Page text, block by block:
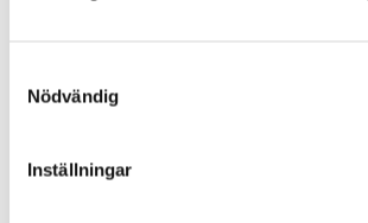
Nödvändig
Inställningar
KONTAKT